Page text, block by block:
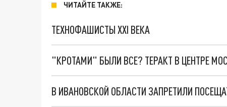
ЧИТАЙТЕ ТАКЖЕ:
ТЕХНОФАШИСТЫ XXI ВЕКА
"КРОТАМИ" БЫЛИ ВСЕ? ТЕРАКТ В ЦЕНТРЕ
В ИВАНОВСКОЙ ОБЛАСТИ ЗАПРЕТИЛИ